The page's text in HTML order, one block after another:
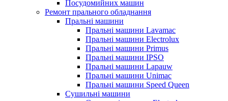
Посудомийних машин
Ремонт прального обладнання
Пральні машини
Пральні машини Lavamac
Пральні машини Electrolux
Пральні машини Primus
Пральні машини IPSO
Пральні машини Lapauw
Пральні машини Unimac
Пральні машини Speed Queen
Сушильні машини